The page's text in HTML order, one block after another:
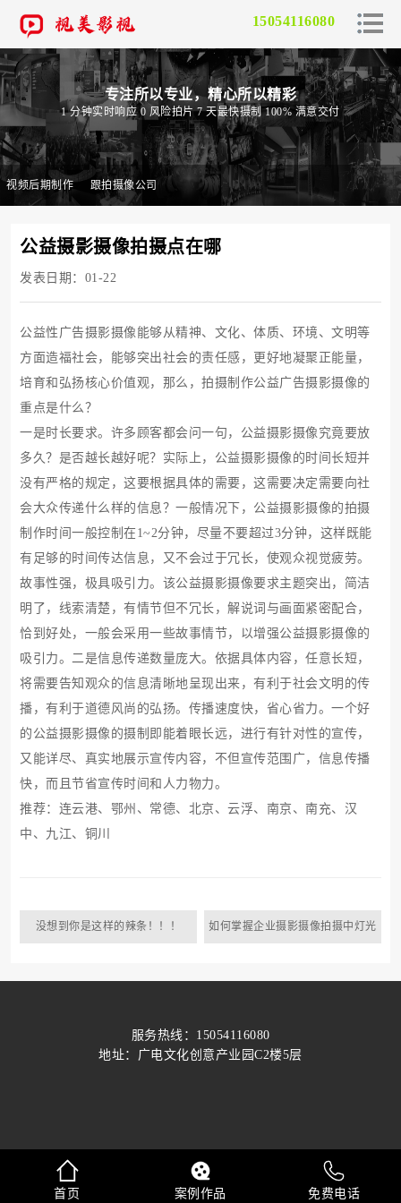
15054116080
专注所以专业，精心所以精彩
1 分钟实时响应 0 风险拍片 7 天最快摄制 100% 满意交付
视频后期制作 跟拍摄像公司
公益摄影摄像拍摄点在哪
发表日期：01-22
公益性广告摄影摄像能够从精神、文化、体质、环境、文明等
方面造福社会，能够突出社会的责任感，更好地凝聚正能量，
培育和弘扬核心价值观，那么，拍摄制作公益广告摄影摄像的
重点是什么？
一是时长要求。许多顾客都会问一句，公益摄影摄像究竟要放
多久？是否越长越好呢？实际上，公益摄影摄像的时间长短并
没有严格的规定，这要根据具体的需要，这需要决定需要向社
会大众传递什么样的信息？一般情况下，公益摄影摄像的拍摄
制作时间一般控制在1~2分钟，尽量不要超过3分钟，这样既能
有足够的时间传达信息，又不会过于冗长，使观众视觉疲劳。
故事性强，极具吸引力。该公益摄影摄像要求主题突出，简洁
明了，线索清楚，有情节但不冗长，解说词与画面紧密配合，
恰到好处，一般会采用一些故事情节，以增强公益摄影摄像的
吸引力。二是信息传递数量庞大。依据具体内容，任意长短，
将需要告知观众的信息清晰地呈现出来，有利于社会文明的传
播，有利于道德风尚的弘扬。传播速度快，省心省力。一个好
的公益摄影摄像的摄制即能着眼长远，进行有针对性的宣传，
又能详尽、真实地展示宣传内容，不但宣传范围广，信息传播
快，而且节省宣传时间和人力物力。
推荐： 连云港、 鄂州 、 常德、 北京 、 云浮、 南京 、 南充、 汉
中 、 九江、 铜川
没想到你是这样的辣条！！！ 如何掌握企业摄影摄像拍摄中灯光
服务热线：15054116080
地址：广电文化创意产业园C2楼5层
首页 案例作品 免费电话